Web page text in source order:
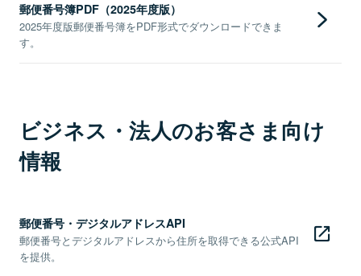
郵便番号簿PDF（2025年度版）
2025年度版郵便番号簿をPDF形式でダウンロードできま
す。
ビジネス・法人のお客さま向け
情報
郵便番号・デジタルアドレスAPI
郵便番号とデジタルアドレスから住所を取得できる公式API
を提供。